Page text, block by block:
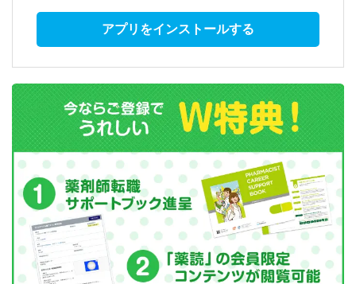
アプリをインストールする